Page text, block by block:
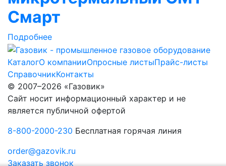
Смарт
Подробнее
КаталогО компанииОпросные листыПрайс-листы
СправочникКонтакты
© 2007–2026 «Газовик»
Сайт носит информационный характер и не
является публичной офертой
8-800-2000-230 Бесплатная горячая линия
order@gazovik.ru
Заказать звонок